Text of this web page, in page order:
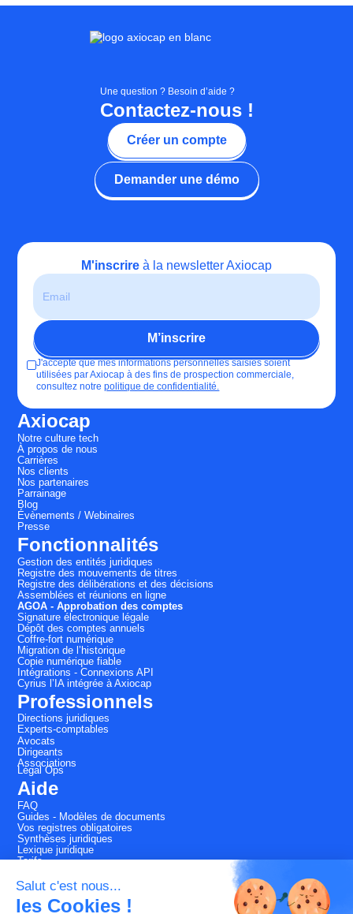
Salut c'est nous...
les Cookies !
Créer un compte
Demander une démo
Contactez-nous !
Une question ? Besoin d’aide ?
Fait avec fiertéà
M'inscrire à la newsletter Axiocap
J'accepte que mes informations personnelles saisies soient
utilisées par Axiocap à des fins de prospection commerciale,
consultez notrepolitique de confidentialité.
Axiocap
Notre culture tech
À propos de nous
Carrières
Nos clients
Nos partenaires
Parrainage
Blog
Évènements / Webinaires
Presse
Fonctionnalités
Gestion des entités juridiques
Registre des mouvements de titres
Registre des délibérations et des décisions
Assemblées et réunions en ligne
AGOA - Approbation des comptes
Signature électronique légale
Dépôt des comptes annuels
Coffre-fort numérique
Migration de l’historique
Copie numérique fiable
Intégrations - Connexions API
Cyrius l’IA intégrée à Axiocap
Professionnels
Directions juridiques
Experts-comptables
Avocats
Dirigeants
Associations
Légal Ops
Aide
FAQ
Guides - Modèles de documents
Vos registres obligatoires
Synthèses juridiques
Lexique juridique
Tarifs